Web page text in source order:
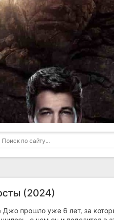
(2024)
Джо прошло уже 6 лет, за